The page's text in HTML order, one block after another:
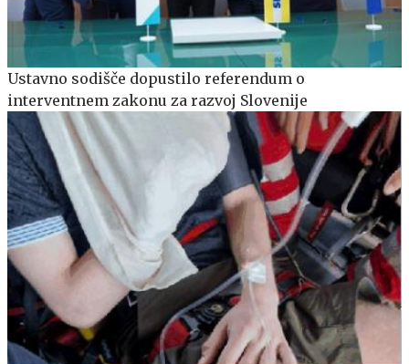
Ustavno sodišče dopustilo referendum o
interventnem zakonu za razvoj Slovenije